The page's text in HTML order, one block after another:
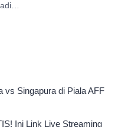
Asia
vs Singapura di Piala AFF
Ini Link Live Streaming